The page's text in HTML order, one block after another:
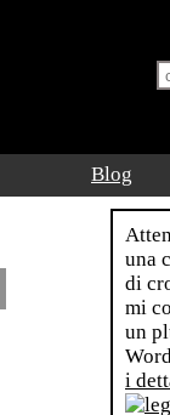
Blog
una
di
mi
un
i